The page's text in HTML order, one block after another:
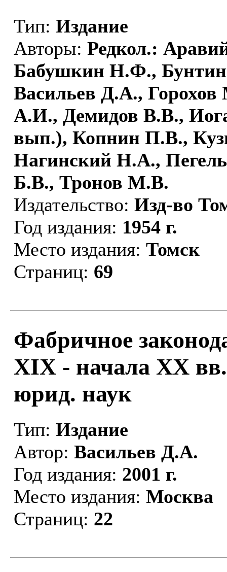
Тип: Издание
Авторы: Редкол.:
Бабушкин Н.Ф.,
Васильев Д.А.,
А.И., Демидов В.В.,
вып.), Копнин П.В.,
Нагинский Н.А.,
Б.В., Тронов М.В.
Издательство: Изд-во
Год издания: 1954 г.
Место издания: Томск
Страниц: 69
Фабричное
XIX - начала XX
юрид. наук
Тип: Издание
Автор: Васильев Д.А.
Год издания: 2001 г.
Место издания: Москва
Страниц: 22